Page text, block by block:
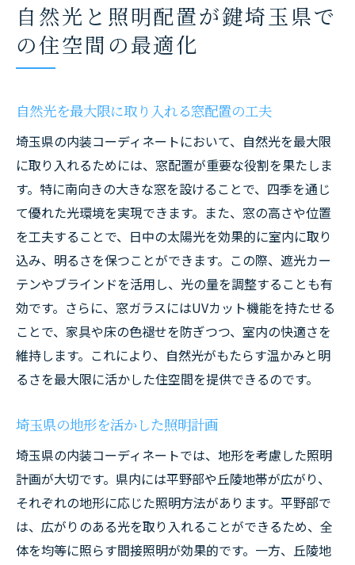
自然光と照明配置が鍵埼玉県で
の住空間の最適化
自然光を最大限に取り入れる窓配置の工夫
埼玉県の内装コーディネートにおいて、自然光を最大限
に取り入れるためには、窓配置が重要な役割を果たしま
す。特に南向きの大きな窓を設けることで、四季を通じ
て優れた光環境を実現できます。また、窓の高さや位置
を工夫することで、日中の太陽光を効果的に室内に取り
込み、明るさを保つことができます。この際、遮光カー
テンやブラインドを活用し、光の量を調整することも有
効です。さらに、窓ガラスにはUVカット機能を持たせる
ことで、家具や床の色褪せを防ぎつつ、室内の快適さを
維持します。これにより、自然光がもたらす温かみと明
るさを最大限に活かした住空間を提供できるのです。
埼玉県の地形を活かした照明計画
埼玉県の内装コーディネートでは、地形を考慮した照明
計画が大切です。県内には平野部や丘陵地帯が広がり、
それぞれの地形に応じた照明方法があります。平野部で
は、広がりのある光を取り入れることができるため、全
体を均等に照らす間接照明が効果的です。一方、丘陵地